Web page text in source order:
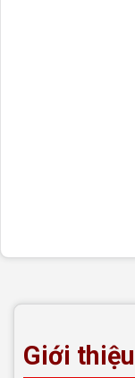
Giới